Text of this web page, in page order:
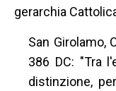
gerarchia
San Girolamo,
386 DC: "Tra
distinzione,